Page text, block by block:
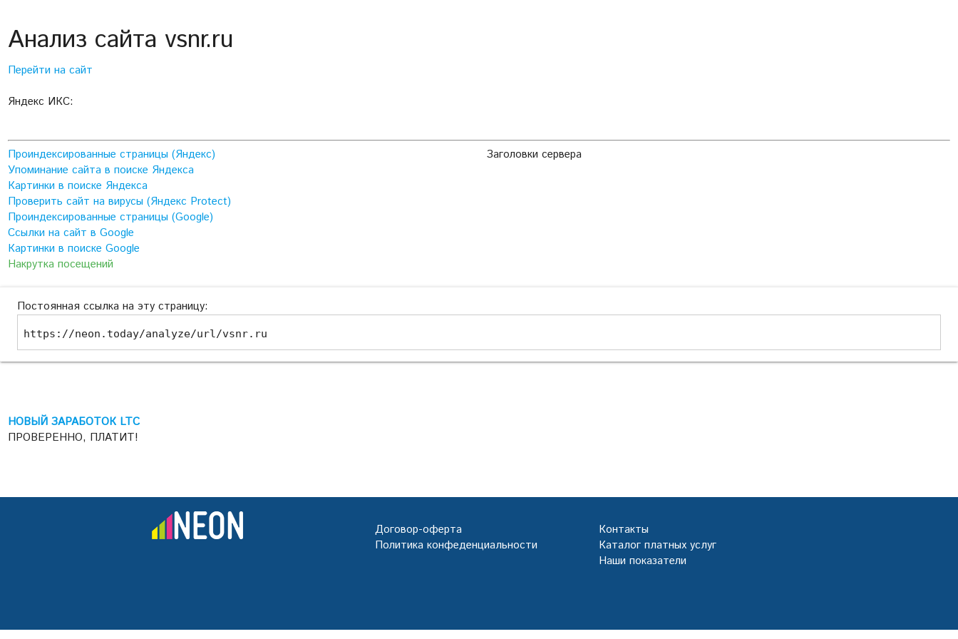
Анализ сайта vsnr.ru
Перейти на сайт
Яндекс ИКС:
Проиндексированные страницы (Яндекс)
Упоминание сайта в поиске Яндекса
Картинки в поиске Яндекса
Проверить сайт на вирусы (Яндекс Protect)
Проиндексированные страницы (Google)
Ссылки на сайт в Google
Картинки в поиске Google
Накрутка посещений
Заголовки сервера
Постоянная ссылка на эту страницу:
https://neon.today/analyze/url/vsnr.ru
НОВЫЙ ЗАРАБОТОК LTC
ПРОВЕРЕННО, ПЛАТИТ!
Договор-оферта
Политика конфеденциальности
Контакты
Каталог платных услуг
Наши показатели